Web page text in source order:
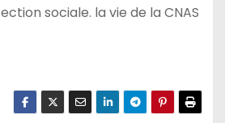
sociale. la vie de la CNAS